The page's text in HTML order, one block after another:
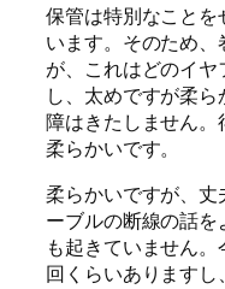
保管は特別なこと
います。そのため
が、これはどのイ
し、太めですが柔
障はきたしません。
柔らかいです。
柔らかいですが、
ーブルの断線の話
も起きていません
回くらいあります